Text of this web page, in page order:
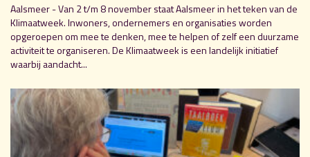
Aalsmeer - Van 2 t/m 8 november staat Aalsmeer in het teken van de
Klimaatweek. Inwoners, ondernemers en organisaties worden
opgeroepen om mee te denken, mee te helpen of zelf een duurzame
activiteit te organiseren. De Klimaatweek is een landelijk initiatief
waarbij aandacht...